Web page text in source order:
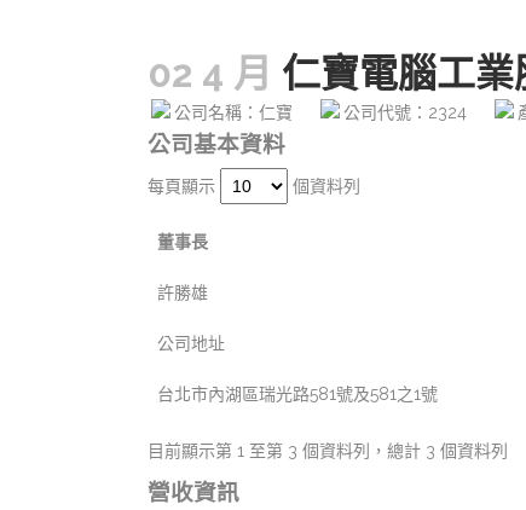
02 4 月 仁寶電腦工業
公司名稱：仁寶 公司代號：2324
公司基本資料
每頁顯示 個資料列
董事長
許勝雄
公司地址
台北市內湖區瑞光路581號及581之1號
目前顯示第 1 至第 3 個資料列，總計 3 個資料列
營收資訊